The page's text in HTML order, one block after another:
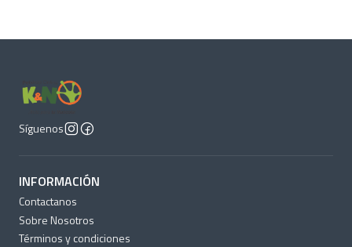
Síguenos
INFORMACIÓN
Contactanos
Sobre Nosotros
Términos y condiciones